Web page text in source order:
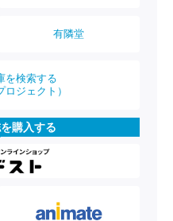
有隣堂
を検索する
ロジェクト）
購入する